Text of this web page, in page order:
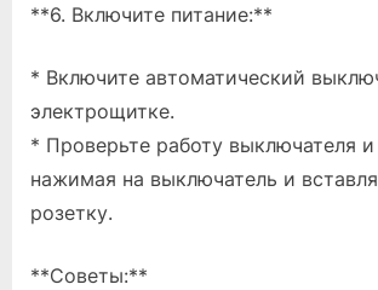
**6. Включите питание:**
* Включите автоматический
электрощитке.
* Проверьте работу выключателя и
нажимая на выключатель и
розетку.
**Советы:**